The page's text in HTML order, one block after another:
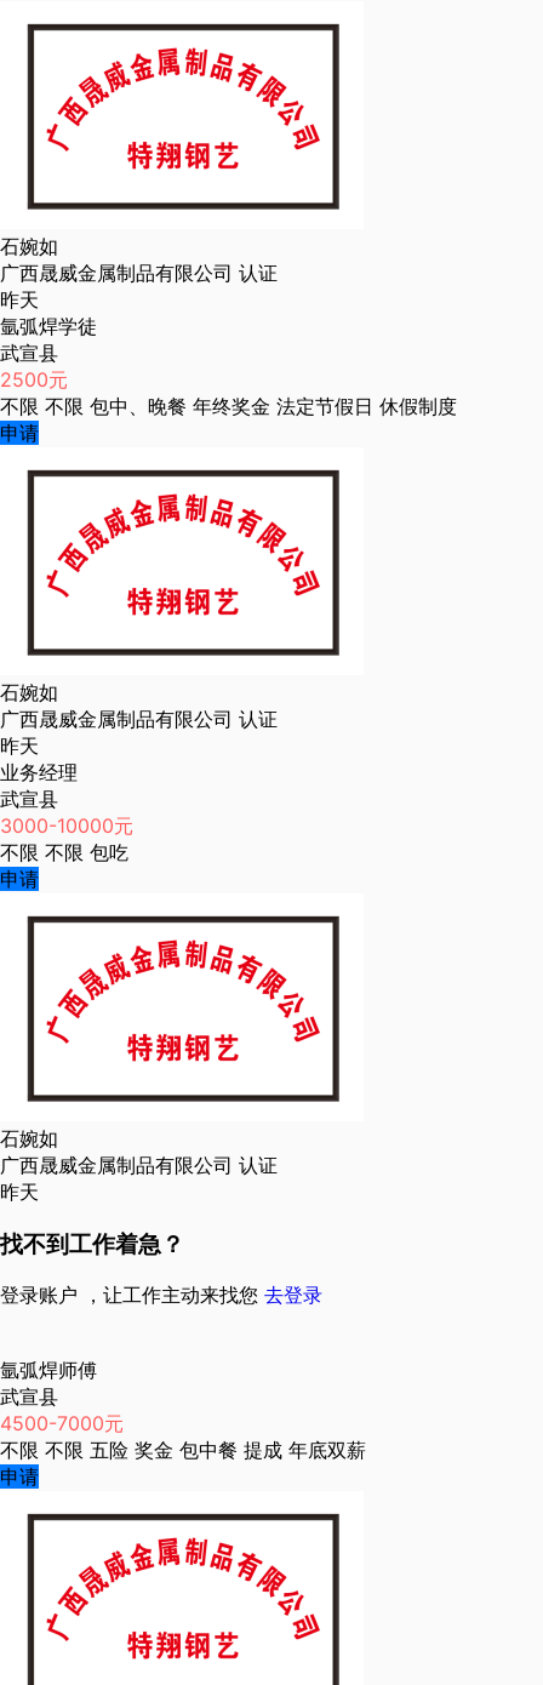
石婉如
广西晟威金属制品有限公司 认证
昨天
氩弧焊学徒
武宣县
2500元
不限 不限 包中、晚餐 年终奖金 法定节假日 休假制度
申请
石婉如
广西晟威金属制品有限公司 认证
昨天
业务经理
武宣县
3000-10000元
不限 不限 包吃
申请
石婉如
广西晟威金属制品有限公司 认证
昨天
找不到工作着急？
登录账户 ，让工作主动来找您 去登录
氩弧焊师傅
武宣县
4500-7000元
不限 不限 五险 奖金 包中餐 提成 年底双薪
申请